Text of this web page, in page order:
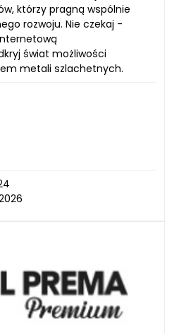
którzy pragną wspólnie
rozwoju. Nie czekaj -
świat możliwości
metali szlachetnych.